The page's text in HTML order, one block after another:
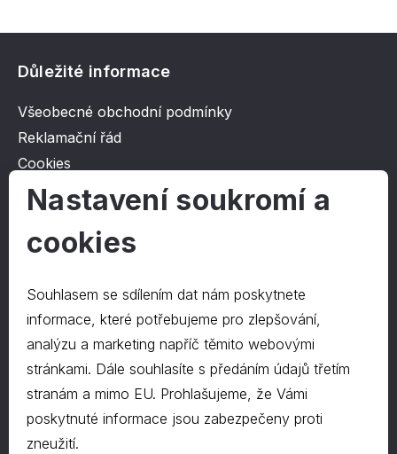
Důležité informace
Všeobecné obchodní podmínky
Reklamační řád
Cookies
Ochrana osobních údajů
O společnosti
Kontakt
O nás
Kontakty
577 222 666
©2024 PD-HRAPA s.r.o.
Nastavení soukromí a
cookies
Souhlasem se sdílením dat nám poskytnete
informace, které potřebujeme pro zlepšování,
analýzu a marketing napříč těmito webovými
stránkami. Dále souhlasíte s předáním údajů třetím
stranám a mimo EU. Prohlašujeme, že Vámi
poskytnuté informace jsou zabezpečeny proti
zneužití.